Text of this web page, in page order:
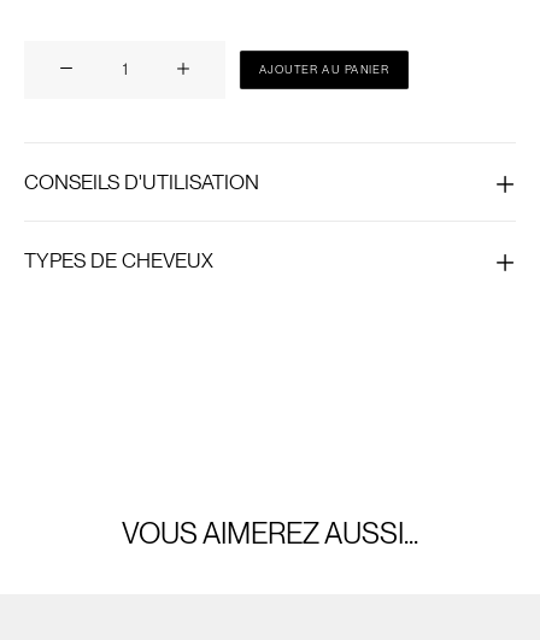
Mini
AJOUTER AU PANIER
CONSEILS D'UTILISATION
TYPES DE CHEVEUX
VOUS AIMEREZ AUSSI...